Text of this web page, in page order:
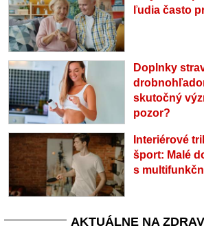
ľudia často
Doplnky
skutočný
pozor?
Interiérové
šport: Malé
s
AKTUÁLNE NA